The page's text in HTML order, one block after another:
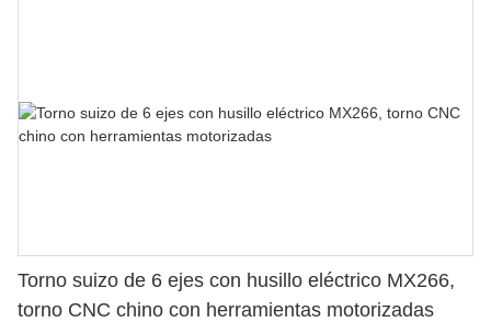
Torno suizo de 6 ejes con husillo eléctrico MX266,
torno CNC chino con herramientas motorizadas